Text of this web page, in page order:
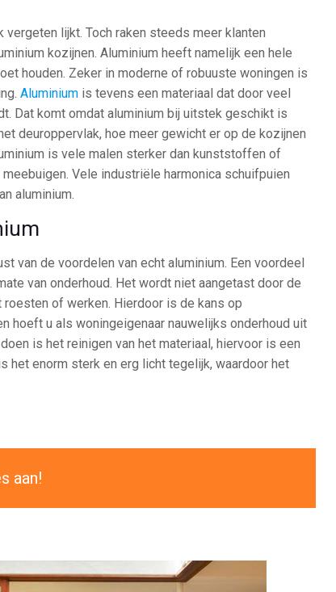
vergeten lijkt. Toch raken steeds meer klanten
kozijnen. Aluminium heeft namelijk een hele
houden. Zeker in moderne of robuuste woningen is
Aluminiumis tevens een materiaal dat door veel
Dat komt omdat aluminium bij uitstek geschikt is
deuroppervlak, hoe meer gewicht er op de kozijnen
is vele malen sterker dan kunststoffen of
Vele industriële harmonica schuifpuien
aluminium.
van de voordelen van echt aluminium. Een voordeel
van onderhoud. Het wordt niet aangetast door de
of werken. Hierdoor is de kans op
hoeft u als woningeigenaar nauwelijks onderhoud uit
is het reinigen van het materiaal, hiervoor is een
het enorm sterk en erg licht tegelijk, waardoor het
aan!